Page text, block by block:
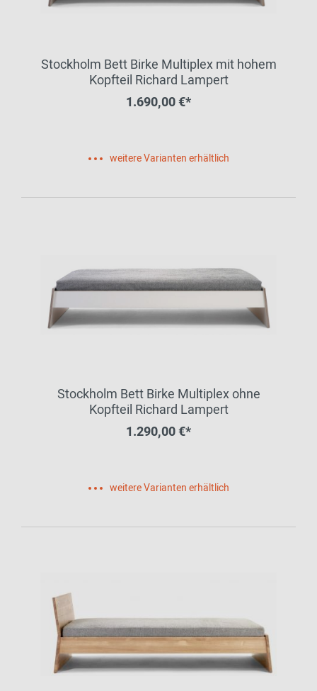
Stockholm Bett Birke Multiplex mit hohem
Kopfteil Richard Lampert
1.690,00 €*
weitere Varianten erhältlich
Stockholm Bett Birke Multiplex ohne
Kopfteil Richard Lampert
1.290,00 €*
weitere Varianten erhältlich